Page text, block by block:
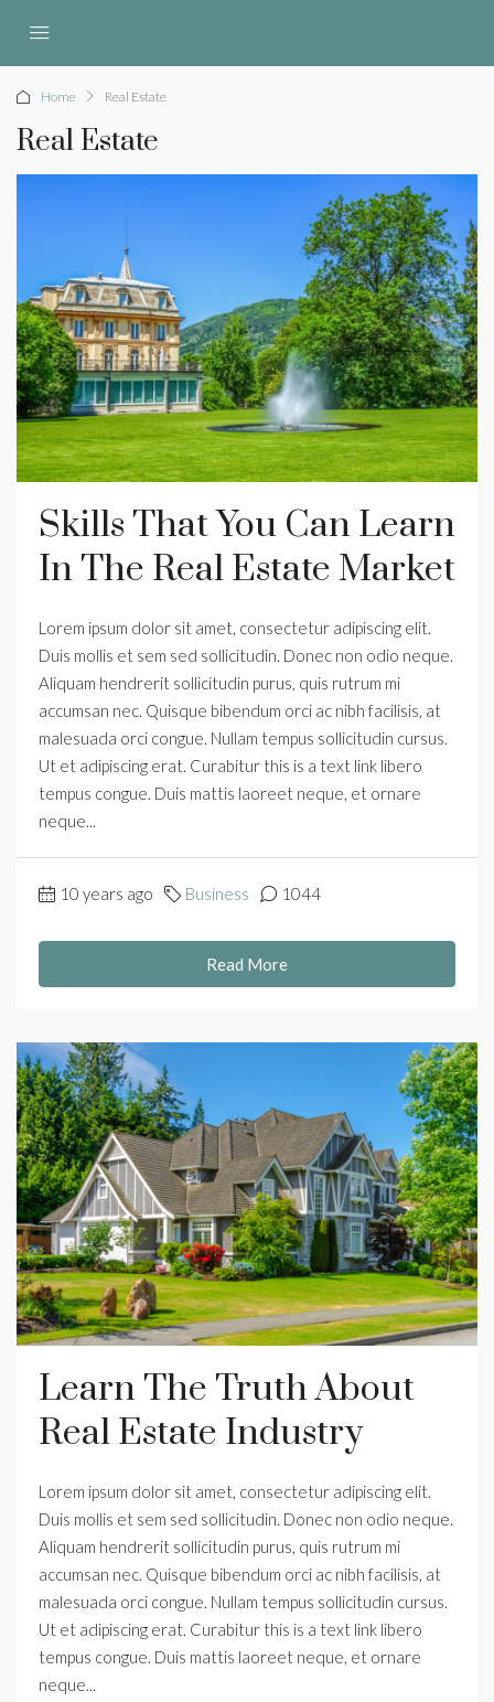
Home Real Estate
Real Estate
Skills That You Can Learn
In The Real Estate Market
Lorem ipsum dolor sit amet, consectetur adipiscing elit.
Duis mollis et sem sed sollicitudin. Donec non odio neque.
Aliquam hendrerit sollicitudin purus, quis rutrum mi
accumsan nec. Quisque bibendum orci ac nibh facilisis, at
malesuada orci congue. Nullam tempus sollicitudin cursus.
Ut et adipiscing erat. Curabitur this is a text link libero
tempus congue. Duis mattis laoreet neque, et ornare
neque...
10 years ago Business 1044
Read More
Learn The Truth About
Real Estate Industry
Lorem ipsum dolor sit amet, consectetur adipiscing elit.
Duis mollis et sem sed sollicitudin. Donec non odio neque.
Aliquam hendrerit sollicitudin purus, quis rutrum mi
accumsan nec. Quisque bibendum orci ac nibh facilisis, at
malesuada orci congue. Nullam tempus sollicitudin cursus.
Ut et adipiscing erat. Curabitur this is a text link libero
tempus congue. Duis mattis laoreet neque, et ornare
neque...